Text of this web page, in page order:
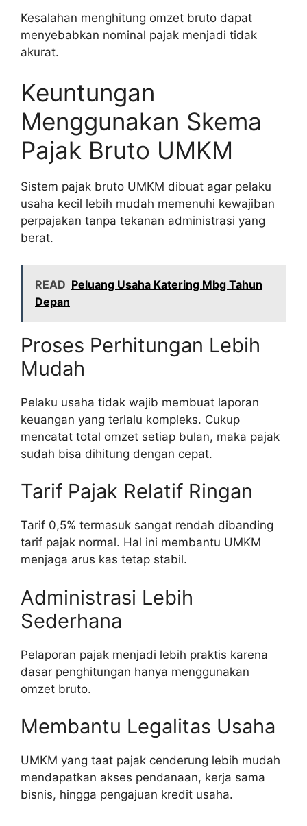
Kesalahan menghitung omzet bruto dapat
menyebabkan nominal pajak menjadi tidak
akurat.
Keuntungan
Menggunakan Skema
Pajak Bruto UMKM
Sistem pajak bruto UMKM dibuat agar pelaku
usaha kecil lebih mudah memenuhi kewajiban
perpajakan tanpa tekanan administrasi yang
berat.
READ Peluang Usaha Katering Mbg Tahun
Depan
Proses Perhitungan Lebih
Mudah
Pelaku usaha tidak wajib membuat laporan
keuangan yang terlalu kompleks. Cukup
mencatat total omzet setiap bulan, maka pajak
sudah bisa dihitung dengan cepat.
Tarif Pajak Relatif Ringan
Tarif 0,5% termasuk sangat rendah dibanding
tarif pajak normal. Hal ini membantu UMKM
menjaga arus kas tetap stabil.
Administrasi Lebih
Sederhana
Pelaporan pajak menjadi lebih praktis karena
dasar penghitungan hanya menggunakan
omzet bruto.
Membantu Legalitas Usaha
UMKM yang taat pajak cenderung lebih mudah
mendapatkan akses pendanaan, kerja sama
bisnis, hingga pengajuan kredit usaha.